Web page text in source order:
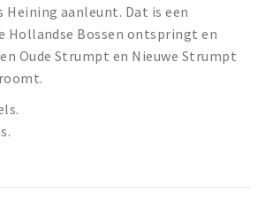
Heining aanleunt. Dat is een
Hollandse Bossen ontspringt en
Oude Strumpt en Nieuwe Strumpt